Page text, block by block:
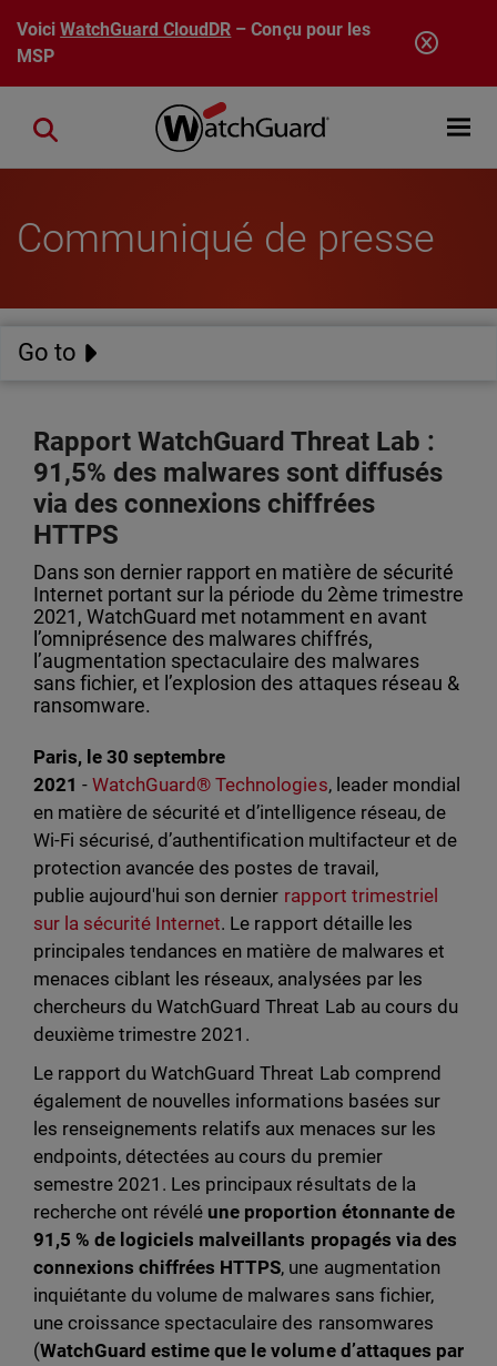
Aller au contenu principal
VoiciWatchGuard CloudDR – Conçu pour les
MSP
Open
Close search
Communiqué de presse
Go to
Rapport WatchGuard Threat Lab :
91,5% des malwares sont diffusés
via des connexions chiffrées
HTTPS
Dans son dernier rapport en matière de sécurité
Internet portant sur la période du 2ème trimestre
2021, WatchGuard met notamment en avant
l’omniprésence des malwares chiffrés,
l’augmentation spectaculaire des malwares
sans fichier, et l’explosion des attaques réseau &
ransomware.
Paris, le 30 septembre
2021 -WatchGuard® Technologies, leader mondial
en matière de sécurité et d’intelligence réseau, de
Wi-Fi sécurisé, d’authentification multifacteur et de
protection avancée des postes de travail,
publie aujourd'hui son dernier rapport trimestriel
sur la sécurité Internet. Le rapport détaille les
principales tendances en matière de malwares et
menaces ciblant les réseaux, analysées par les
chercheurs du WatchGuard Threat Lab au cours du
deuxième trimestre 2021.
Le rapport du WatchGuard Threat Lab comprend
également de nouvelles informations basées sur
les renseignements relatifs aux menaces sur les
endpoints, détectées au cours du premier
semestre 2021. Les principaux résultats de la
recherche ont révélé une proportion étonnante de
91,5 % de logiciels malveillants propagés via des
connexions chiffrées HTTPS, une augmentation
inquiétante du volume de malwares sans fichier,
une croissance spectaculaire des ransomwares
(WatchGuard estime que le volume d’attaques par